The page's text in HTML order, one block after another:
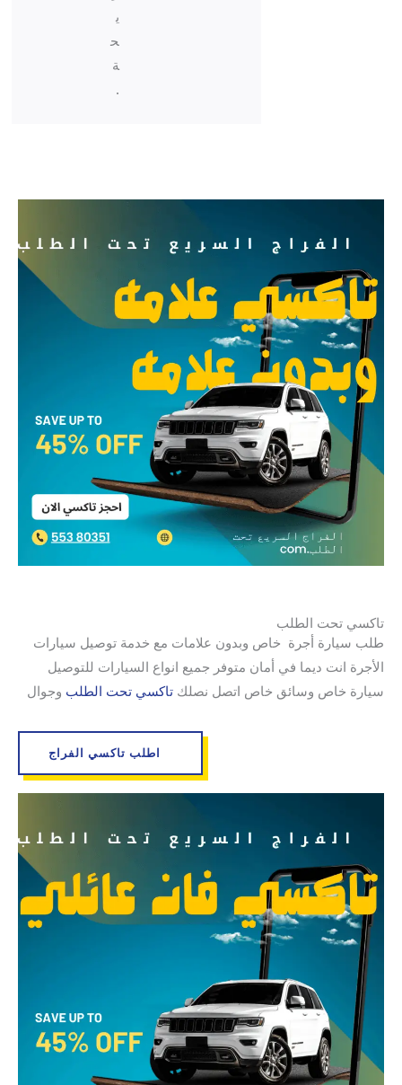
ي
ح
ة
.
تاكسي تحت الطلب
طلب سيارة أجرة خاص وبدون علامات مع خدمة توصيل سيارات
الأجرة انت ديما في أمان متوفر جميع انواع السيارات للتوصيل
سيارة خاص وسائق خاص اتصل نصلك تاكسي تحت الطلب وجوال
اطلب تاكسي الفراج